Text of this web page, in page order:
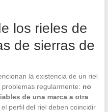
los rieles de
de sierras de
la existencia de un riel
regularmente: no
de una marca a otra.
perfil del riel deben coincidir